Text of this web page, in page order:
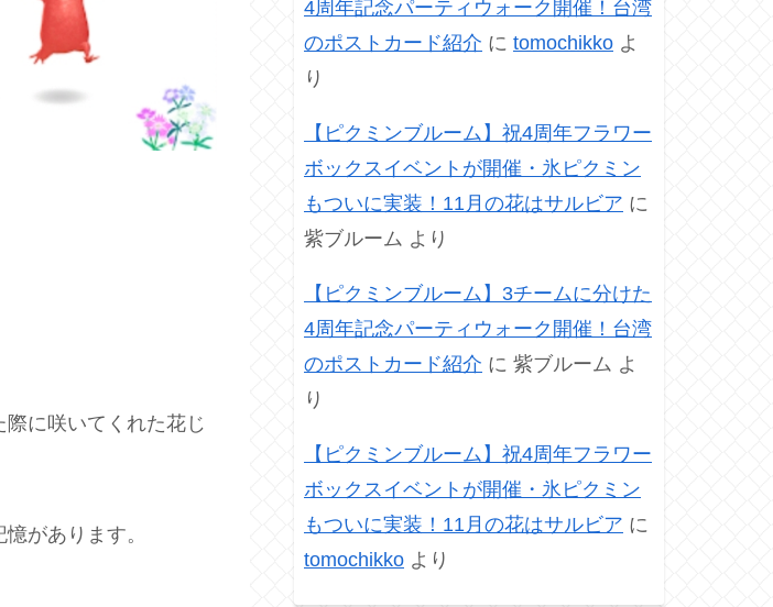
に咲いてくれた花じ
があります。
4周年記念パーティウォーク開催！台湾
のポストカード紹介 に tomochikko よ
り
【ピクミンブルーム】祝4周年フラワー
ボックスイベントが開催・氷ピクミン
もついに実装！11月の花はサルビア に
紫ブルーム より
【ピクミンブルーム】3チームに分けた
4周年記念パーティウォーク開催！台湾
のポストカード紹介 に 紫ブルーム よ
り
【ピクミンブルーム】祝4周年フラワー
ボックスイベントが開催・氷ピクミン
もついに実装！11月の花はサルビア に
tomochikko より